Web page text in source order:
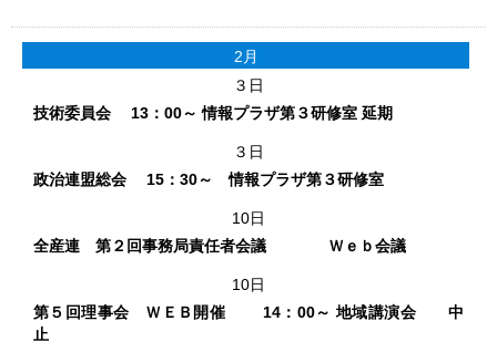
2月
３日
技術委員会 13：00～ 情報プラザ第３研修室 延期
３日
政治連盟総会 15：30～ 情報プラザ第３研修室
10日
全産連 第２回事務局責任者会議 Ｗｅｂ会議
10日
第５回理事会 ＷＥＢ開催 14：00～ 地域講演会 中
止